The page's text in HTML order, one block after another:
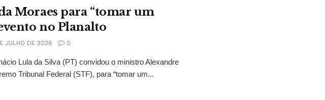
Moraes para “tomar um
no Planalto
JULHO DE 2026 0
Lula da Silva (PT) convidou o ministro Alexandre
Tribunal Federal (STF), para “tomar um...